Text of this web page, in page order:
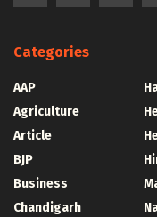
Categories
AAP
Agriculture
Article
BJP
Business
Chandigarh